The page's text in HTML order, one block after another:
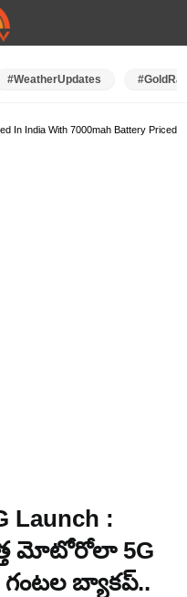
#WeatherUpdates
In India With 7000mah Battery Priced
Launch :
మోటోరోలా 5G
గంటల బ్యాకప్..